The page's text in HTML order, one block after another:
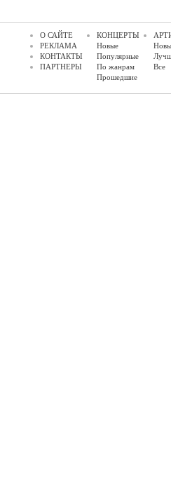
О САЙТЕ
РЕКЛАМА
КОНТАКТЫ
ПАРТНЕРЫ
КОНЦЕРТЫ
Новые
Популярные
По жанрам
Прошедшие
Все